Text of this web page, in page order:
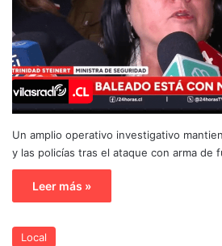
Un amplio operativo investigativo
y las policías tras el ataque con arma de
Leer más »
Local